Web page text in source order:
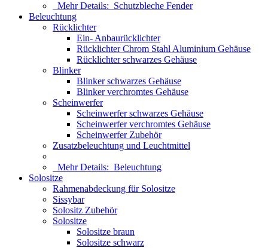
Mehr Details: Schutzbleche Fender
Beleuchtung
Rücklichter
Ein- Anbaurücklichter
Rücklichter Chrom Stahl Aluminium Gehäuse
Rücklichter schwarzes Gehäuse
Blinker
Blinker schwarzes Gehäuse
Blinker verchromtes Gehäuse
Scheinwerfer
Scheinwerfer schwarzes Gehäuse
Scheinwerfer verchromtes Gehäuse
Scheinwerfer Zubehör
Zusatzbeleuchtung und Leuchtmittel
Mehr Details: Beleuchtung
Solositze
Rahmenabdeckung für Solositze
Sissybar
Solositz Zubehör
Solositze
Solositze braun
Solositze schwarz